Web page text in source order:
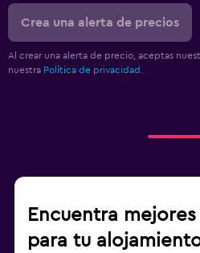
Crea una alerta de precios
Al crear una alerta de precio, aceptas
nuestra Política de privacidad.
Encuentra
para tu